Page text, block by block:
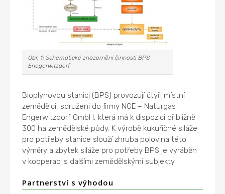
Obr. 1: Schematické znázornění činnosti BPS
Enegerwitzdorf
Bioplynovou stanici (BPS) provozují čtyři místní
zemědělci, sdruženi do firmy NGE – Naturgas
Engerwitzdorf GmbH, která má k dispozici přibližně
300 ha zemědělské půdy. K výrobě kukuřičné siláže
pro potřeby stanice slouží zhruba polovina této
výměry a zbytek siláže pro potřeby BPS je vyráběn
v kooperaci s dalšími zemědělskými subjekty.
Partnerství s výhodou